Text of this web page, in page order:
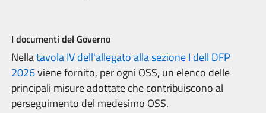
I documenti del Governo
Nellatavola IV dell'allegato alla sezione I dell DFP
2026viene fornito, per ogni OSS, un elenco delle
principali misure adottate che contribuiscono al
perseguimento del medesimo OSS.